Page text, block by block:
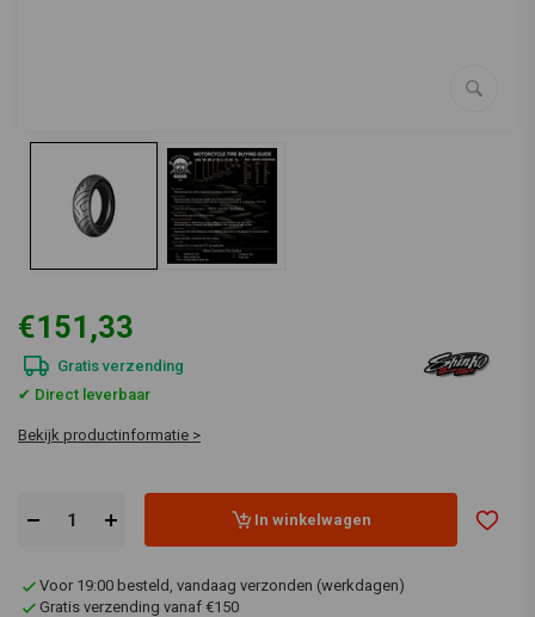
€151,33
Gratis verzending
✔ Direct leverbaar
Bekijk productinformatie >
In winkelwagen
Voor 19:00 besteld, vandaag verzonden (werkdagen)
Gratis verzending vanaf €150